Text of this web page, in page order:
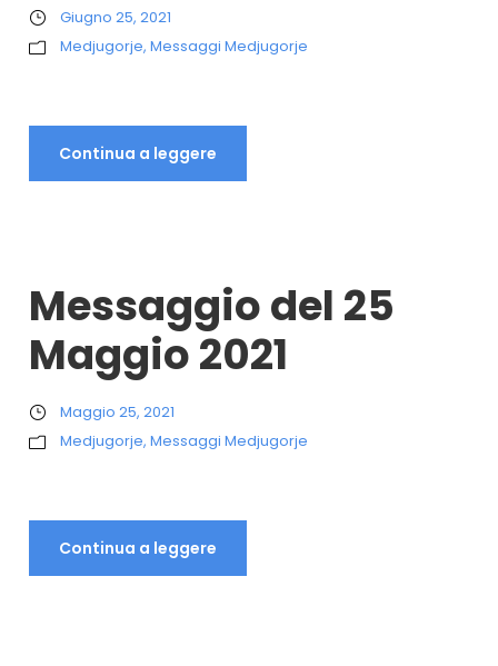
Giugno 25, 2021
Medjugorje, Messaggi Medjugorje
Continua a leggere
Messaggio del 25
Maggio 2021
Maggio 25, 2021
Medjugorje, Messaggi Medjugorje
Continua a leggere